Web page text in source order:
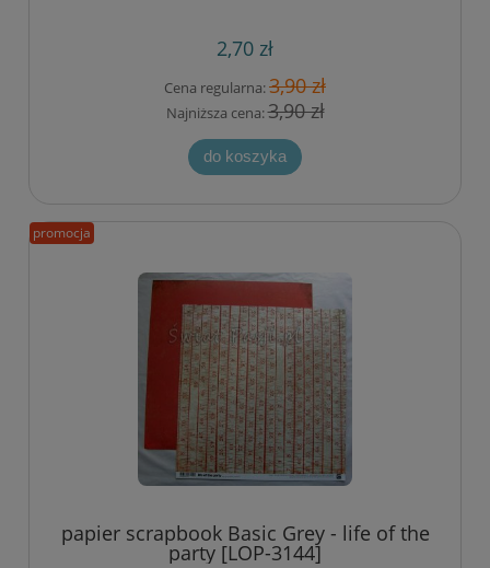
2,70 zł
Cena regularna:3,90 zł
Najniższa cena:3,90 zł
do koszyka
papier scrapbook Basic Grey - life of the
party [LOP-3144]
promocja